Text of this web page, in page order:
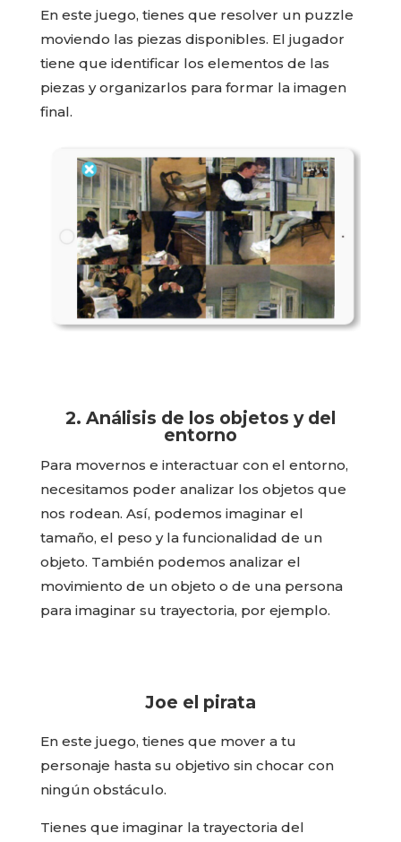
En este juego, tienes que resolver un puzzle
moviendo las piezas disponibles. El jugador
tiene que identificar los elementos de las
piezas y organizarlos para formar la imagen
final.
2. Análisis de los objetos y del
entorno
Para movernos e interactuar con el entorno,
necesitamos poder analizar los objetos que
nos rodean. Así, podemos imaginar el
tamaño, el peso y la funcionalidad de un
objeto. También podemos analizar el
movimiento de un objeto o de una persona
para imaginar su trayectoria, por ejemplo.
Joe el pirata
En este juego, tienes que mover a tu
personaje hasta su objetivo sin chocar con
ningún obstáculo.
Tienes que imaginar la trayectoria del